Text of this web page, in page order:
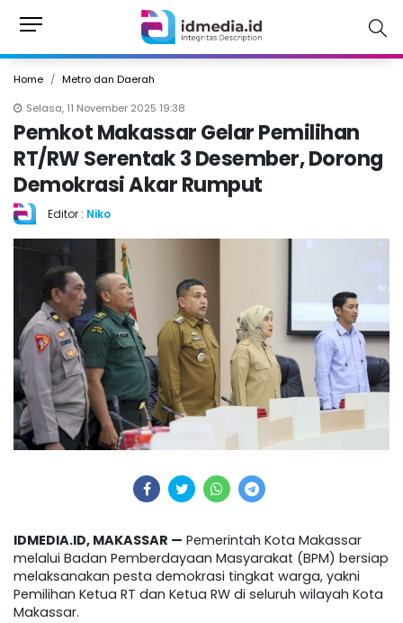
Home
Metro dan Daerah
Selasa, 11 November 2025 19:38
Pemkot Makassar Gelar Pemilihan
RT/RW Serentak 3 Desember, Dorong
Demokrasi Akar Rumput
Editor : Niko
IDMEDIA.ID, MAKASSAR — Pemerintah Kota Makassar
melalui Badan Pemberdayaan Masyarakat (BPM) bersiap
melaksanakan pesta demokrasi tingkat warga, yakni
Pemilihan Ketua RT dan Ketua RW di seluruh wilayah Kota
Makassar.